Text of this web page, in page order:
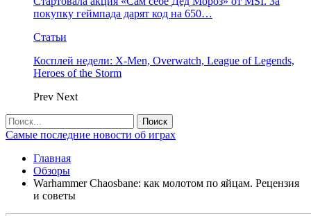
покупку геймпада дарят код на 650…
Статьи
Косплей недели: X-Men, Overwatch, League of Legends,
Heroes of the Storm
Prev Next
Самые последние новости об играх
Главная
Обзоры
Warhammer Chaosbane: как молотом по яйцам. Рецензия
и советы